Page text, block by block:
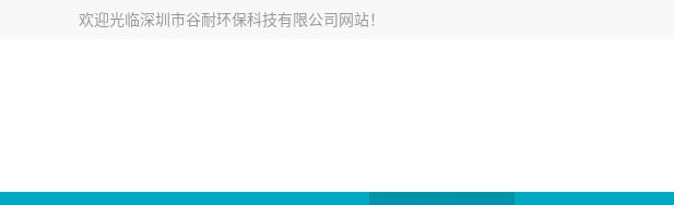
欢迎光临深圳市谷耐环保科技有限公司网站！